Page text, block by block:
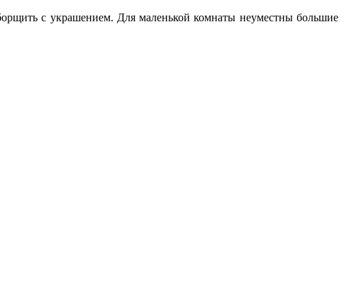
с украшением. Для маленькой комнаты неуместны большие